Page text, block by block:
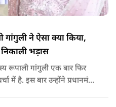
ने ऐसा क्या किया,
निकाली भड़ास
रूपाली गांगुली एक बार फिर
में है. इस बार उन्होंने प्रधानमंत्री